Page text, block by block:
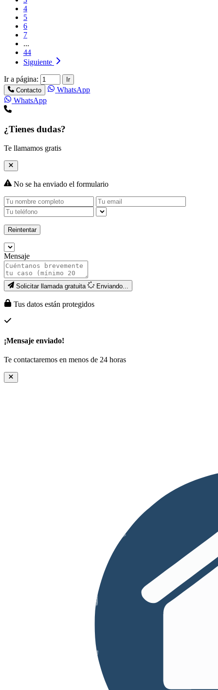
4
5
6
7
...
44
Siguiente
Ir a página:
Ir
Contacto
WhatsApp
WhatsApp
¿Tienes dudas?
Te llamamos gratis
No se ha enviado el formulario
Reintentar
Mensaje
Solicitar llamada gratuita Enviando...
Tus datos están protegidos
¡Mensaje enviado!
Te contactaremos en menos de 24 horas